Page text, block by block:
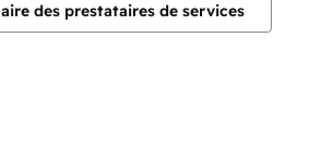
des prestataires de services